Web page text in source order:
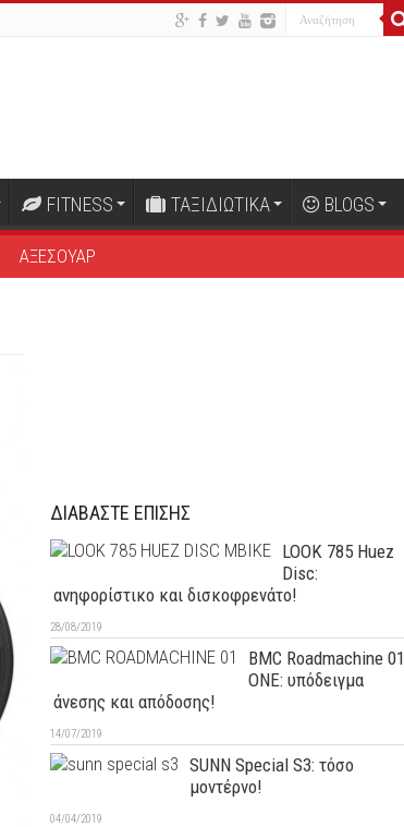
FITNESS ΤΑΞΙΔΙΩΤΙΚΑ BLOGS
ΑΞΕΣΟΥΑΡ
ΔΙΑΒΑΣΤΕ ΕΠΙΣΗΣ
LOOK 785 Huez
Disc:
ανηφορίστικο και δισκοφρενάτο!
28/08/2019
BMC Roadmachine 01
ONE: υπόδειγμα
άνεσης και απόδοσης!
14/07/2019
SUNN Special S3: τόσο
μοντέρνο!
04/04/2019